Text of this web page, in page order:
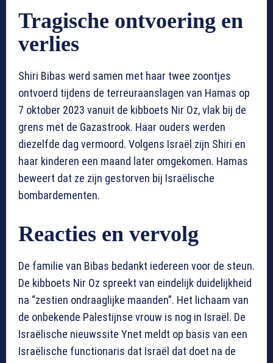
Tragische ontvoering en
verlies
Shiri Bibas werd samen met haar twee zoontjes
ontvoerd tijdens de terreuraanslagen van Hamas op
7 oktober 2023 vanuit de kibboets Nir Oz, vlak bij de
grens met de Gazastrook. Haar ouders werden
diezelfde dag vermoord. Volgens Israël zijn Shiri en
haar kinderen een maand later omgekomen. Hamas
beweert dat ze zijn gestorven bij Israëlische
bombardementen.
Reacties en vervolg
De familie van Bibas bedankt iedereen voor de steun.
De kibboets Nir Oz spreekt van eindelijk duidelijkheid
na “zestien ondraaglijke maanden”. Het lichaam van
de onbekende Palestijnse vrouw is nog in Israël. De
Israëlische nieuwssite Ynet meldt op basis van een
Israëlische functionaris dat Israël dat doet na de